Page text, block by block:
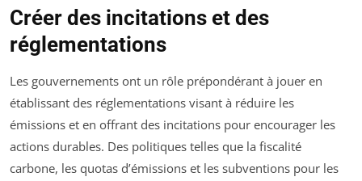
Créer des incitations et des
réglementations
Les gouvernements ont un rôle prépondérant à jouer en
établissant des réglementations visant à réduire les
émissions et en offrant des incitations pour encourager les
actions durables. Des politiques telles que la fiscalité
carbone, les quotas d’émissions et les subventions pour les